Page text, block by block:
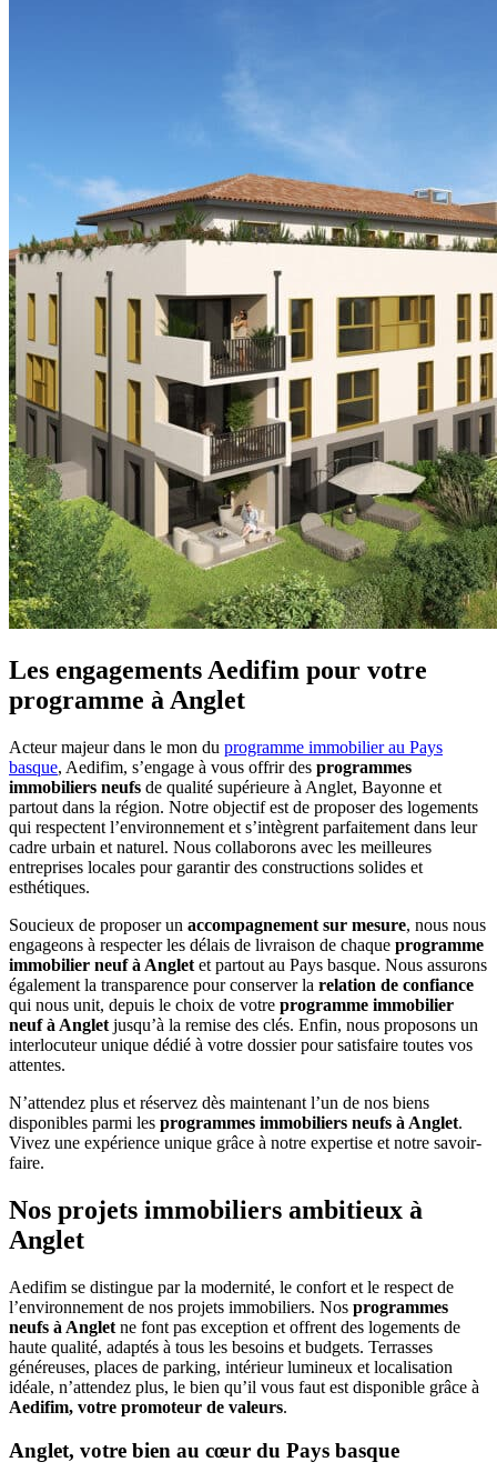
Les engagements Aedifim pour votre
programme à Anglet
Acteur majeur dans le mon du programme immobilier au Pays
basque, Aedifim, s’engage à vous offrir des programmes
immobiliers neufs de qualité supérieure à Anglet, Bayonne et
partout dans la région. Notre objectif est de proposer des logements
qui respectent l’environnement et s’intègrent parfaitement dans leur
cadre urbain et naturel. Nous collaborons avec les meilleures
entreprises locales pour garantir des constructions solides et
esthétiques.
Soucieux de proposer un accompagnement sur mesure, nous nous
engageons à respecter les délais de livraison de chaque programme
immobilier neuf à Anglet et partout au Pays basque. Nous assurons
également la transparence pour conserver la relation de confiance
qui nous unit, depuis le choix de votre programme immobilier
neuf à Anglet jusqu’à la remise des clés. Enfin, nous proposons un
interlocuteur unique dédié à votre dossier pour satisfaire toutes vos
attentes.
N’attendez plus et réservez dès maintenant l’un de nos biens
disponibles parmi les programmes immobiliers neufs à Anglet.
Vivez une expérience unique grâce à notre expertise et notre savoir-
faire.
Nos projets immobiliers ambitieux à
Anglet
Aedifim se distingue par la modernité, le confort et le respect de
l’environnement de nos projets immobiliers. Nos programmes
neufs à Anglet ne font pas exception et offrent des logements de
haute qualité, adaptés à tous les besoins et budgets. Terrasses
généreuses, places de parking, intérieur lumineux et localisation
idéale, n’attendez plus, le bien qu’il vous faut est disponible grâce à
Aedifim, votre promoteur de valeurs.
Anglet, votre bien au cœur du Pays basque